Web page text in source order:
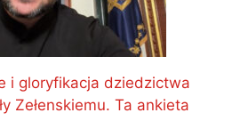
i gloryfikacja dziedzictwa
Zełenskiemu. Ta ankieta